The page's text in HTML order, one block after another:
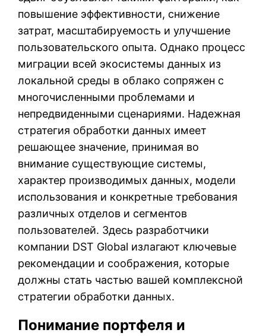
повышение эффективности, снижение
затрат, масштабируемость и улучшение
пользовательского опыта. Однако процесс
миграции всей экосистемы данных из
локальной среды в облако сопряжен с
многочисленными проблемами и
непредвиденными сценариями. Надежная
стратегия обработки данных имеет
решающее значение, принимая во
внимание существующие системы,
характер производимых данных, модели
использования и конкретные требования
различных отделов и сегментов
пользователей. Здесь разработчики
компании DST Global излагают ключевые
рекомендации и соображения, которые
должны стать частью вашей комплексной
стратегии обработки данных.
Понимание портфеля и